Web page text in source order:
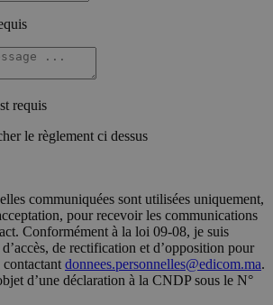
requis
le règlement ci dessus
communiquées sont utilisées uniquement,
pour recevoir les communications
Conformément à la loi 09-08, je suis
de rectification et d’opposition pour
donnees.personnelles@edicom.ma.
d’une déclaration à la CNDP sous le N°